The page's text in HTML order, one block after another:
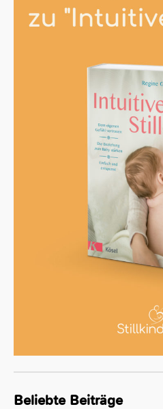
Beliebte Beiträge